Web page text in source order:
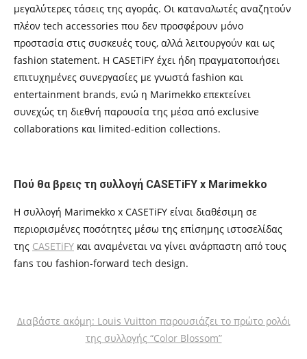
μεγαλύτερες τάσεις της αγοράς. Οι καταναλωτές αναζητούν
πλέον tech accessories που δεν προσφέρουν μόνο
προστασία στις συσκευές τους, αλλά λειτουργούν και ως
fashion statement. Η CASETiFY έχει ήδη πραγματοποιήσει
επιτυχημένες συνεργασίες με γνωστά fashion και
entertainment brands, ενώ η Marimekko επεκτείνει
συνεχώς τη διεθνή παρουσία της μέσα από exclusive
collaborations και limited-edition collections.
Πού θα βρεις τη συλλογή CASETiFY x Marimekko
Η συλλογή Marimekko x CASETiFY είναι διαθέσιμη σε
περιορισμένες ποσότητες μέσω της επίσημης ιστοσελίδας
της CASETiFY και αναμένεται να γίνει ανάρπαστη από τους
fans του fashion-forward tech design.
Διαβάστε ακόμη: Louis Vuitton παρουσιάζει το πρώτο ρολόι
της συλλογής “Color Blossom”